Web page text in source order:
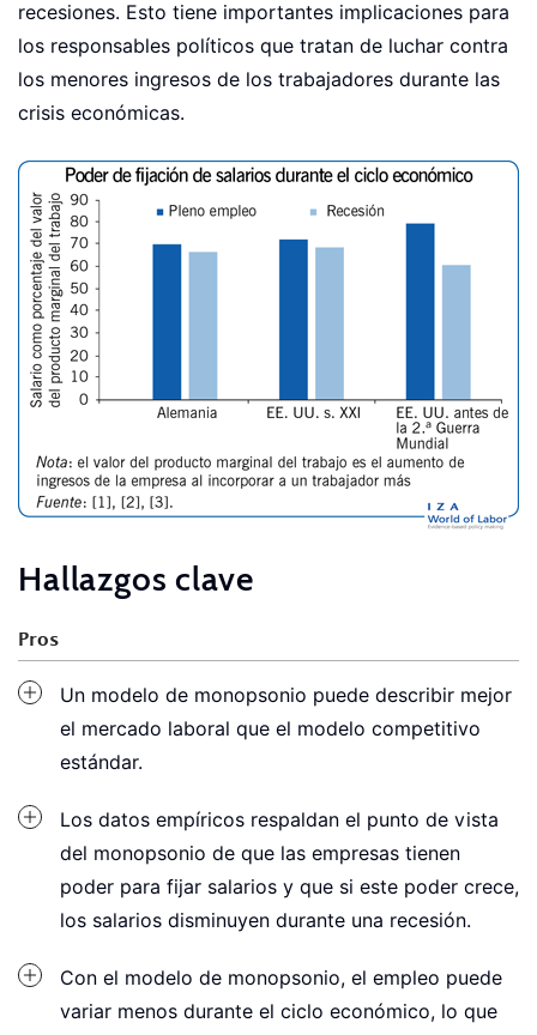
recesiones. Esto tiene importantes implicaciones para
los responsables políticos que tratan de luchar contra
los menores ingresos de los trabajadores durante las
crisis económicas.
Hallazgos clave
Pros
Un modelo de monopsonio puede describir mejor
el mercado laboral que el modelo competitivo
estándar.
Los datos empíricos respaldan el punto de vista
del monopsonio de que las empresas tienen
poder para fijar salarios y que si este poder crece,
los salarios disminuyen durante una recesión.
Con el modelo de monopsonio, el empleo puede
variar menos durante el ciclo económico, lo que